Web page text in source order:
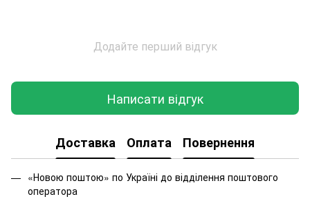
Додайте перший відгук
Написати відгук
Доставка Оплата Повернення
«Новою поштою» по Україні до відділення поштового
оператора